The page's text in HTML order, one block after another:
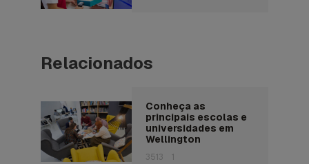
Relacionados
Conheça as
principais escolas e
universidades em
Wellington
3513 1